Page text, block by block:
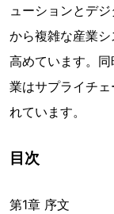
ューションとデ
から複雑な産業
高めています。
業はサプライチ
れています。
目次
第1章 序文